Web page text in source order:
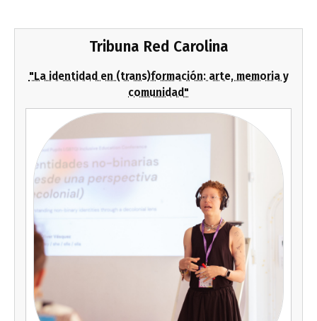
Tribuna Red Carolina
"La identidad en (trans)formación: arte, memoria y
comunidad"